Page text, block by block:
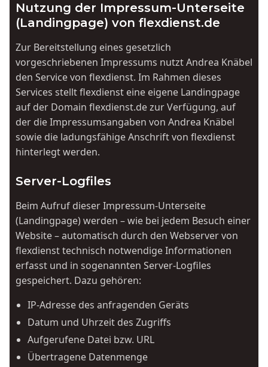
Nutzung der Impressum-Unterseite
(Landingpage) von flexdienst.de
Zur Bereitstellung eines gesetzlich
vorgeschriebenen Impressums nutzt Andrea Knäbel
den Service von flexdienst. Im Rahmen dieses
Services stellt flexdienst eine eigene Landingpage
auf der Domain flexdienst.de zur Verfügung, auf
der die Impressumsangaben von Andrea Knäbel
sowie die ladungsfähige Anschrift von flexdienst
hinterlegt werden.
Server-Logfiles
Beim Aufruf dieser Impressum-Unterseite
(Landingpage) werden – wie bei jedem Besuch einer
Website – automatisch durch den Webserver von
flexdienst technisch notwendige Informationen
erfasst und in sogenannten Server-Logfiles
gespeichert. Dazu gehören:
IP-Adresse des anfragenden Geräts
Datum und Uhrzeit des Zugriffs
Aufgerufene Datei bzw. URL
Übertragene Datenmenge